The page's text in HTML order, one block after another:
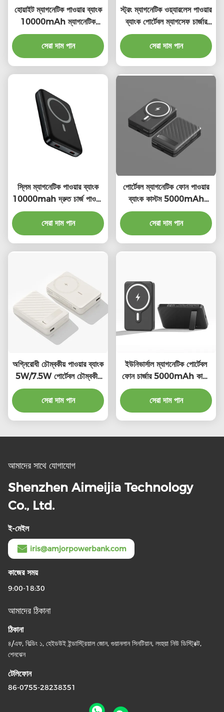
হোয়াইট ম্যাগনেটিক পাওয়ার ব্যাংক
10000mAh ম্যাগনেটিক
পোর্টেবল চার্জার
সেরা দাম পান
স্ট্রং ম্যাগনেটিক ওয়্যারলেস পাওয়ার
ব্যাংক পোর্টেবল ম্যাগসেফ চার্জার
পাওয়ার ব্যাংক 10000mAh
সেরা দাম পান
স্লিম ম্যাগনেটিক পাওয়ার ব্যাংক
10000mah দ্রুত চার্জ পাওয়ার
ব্যাংক নিরাপদ
সেরা দাম পান
পোর্টেবল ম্যাগনেটিক ফোন পাওয়ার
ব্যাংক কাস্টম 5000mAh
ম্যাগনেটিক পাওয়ার ব্যাংক
সেরা দাম পান
অগ্নিরোধী চৌম্বকীয় পাওয়ার ব্যাংক
5W/7.5W পোর্টেবল চৌম্বকীয়
ওয়্যারলেস চার্জার
সেরা দাম পান
ইউনিভার্সাল ম্যাগনেটিক পোর্টেবল
ফোন চার্জার 5000mAh কালো
ভাঁজযোগ্য পাওয়ার ব্যাংক
সেরা দাম পান
আমাদের সাথে যোগাযোগ
Shenzhen Aimeijia Technology
Co., Ltd.
ই-মেইল
iris@amjorpowerbank.com
কাজের সময়
9:00-18:30
আমাদের ঠিকানা
ঠিকানা
৪/এফ, বিল্ডিং ১, হেইডউই ইন্ডাস্ট্রিয়াল জোন, গুয়ানলান সিনটিয়ান, লংহুয়া নিউ ডিস্ট্রিক্ট,
শেনঝেন
টেলিফোন
86-0755-28238351